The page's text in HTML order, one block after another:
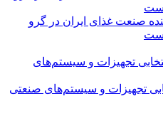
صنعت غذای ایران در گرو
تجهیزات و سیستم‌های صنعتی